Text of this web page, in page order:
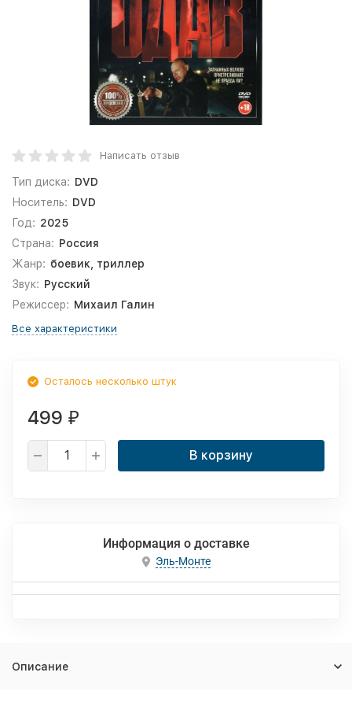
Написать отзыв
Тип диска: DVD
Носитель: DVD
Год: 2025
Страна: Россия
Жанр: боевик, триллер
Звук: Русский
Режиссер: Михаил Галин
Все характеристики
Осталось несколько штук
499 ₽
В корзину
Информация о доставке
Эль-Монте
Описание